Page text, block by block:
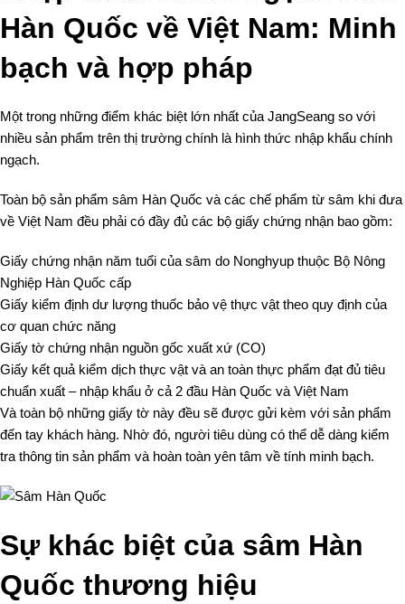
Hàn Quốc về Việt Nam: Minh
bạch và hợp pháp
Một trong những điểm khác biệt lớn nhất của JangSeang so với
nhiều sản phẩm trên thị trường chính là hình thức nhập khẩu chính
ngạch.
Toàn bộ sản phẩm sâm Hàn Quốc và các chế phẩm từ sâm khi đưa
về Việt Nam đều phải có đầy đủ các bộ giấy chứng nhận bao gồm:
Giấy chứng nhận năm tuổi của sâm do Nonghyup thuộc Bộ Nông
Nghiệp Hàn Quốc cấp
Giấy kiểm định dư lượng thuốc bảo vệ thực vật theo quy định của
cơ quan chức năng
Giấy tờ chứng nhận nguồn gốc xuất xứ (CO)
Giấy kết quả kiểm dịch thực vật và an toàn thực phẩm đạt đủ tiêu
chuẩn xuất – nhập khẩu ở cả 2 đầu Hàn Quốc và Việt Nam
Và toàn bộ những giấy tờ này đều sẽ được gửi kèm với sản phẩm
đến tay khách hàng. Nhờ đó, người tiêu dùng có thể dễ dàng kiểm
tra thông tin sản phẩm và hoàn toàn yên tâm về tính minh bạch.
Sự khác biệt của sâm Hàn
Quốc thương hiệu